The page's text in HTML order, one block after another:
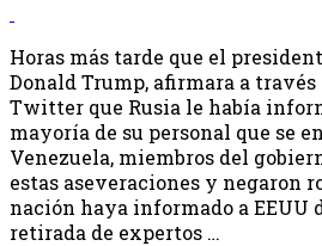
Horas más tarde que el
Donald Trump, afirmara a
Twitter que Rusia le había
mayoría de su personal que se
Venezuela, miembros del
estas aseveraciones y negaron
nación haya informado a EEUU
retirada de expertos …